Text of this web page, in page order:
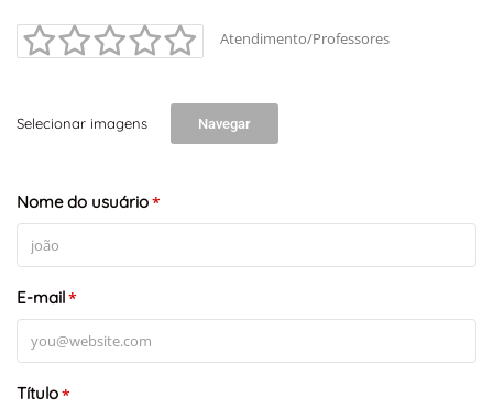
Atendimento/Professores
Selecionar imagens Navegar
Nome do usuário*
E-mail*
Título*